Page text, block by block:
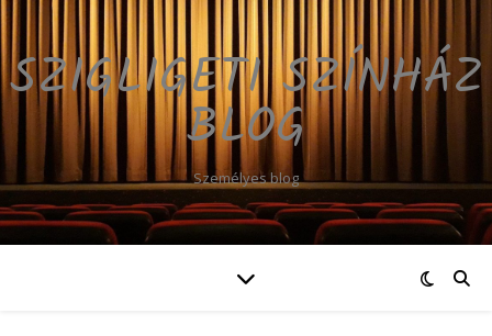
SZIGLIGETI SZÍNHÁZ
BLOG
Személyes blog